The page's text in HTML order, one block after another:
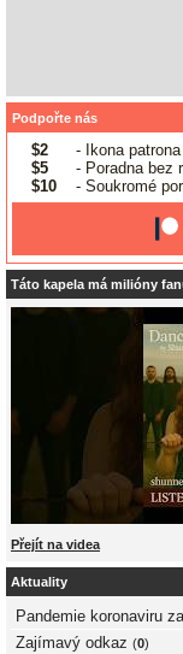
Podpořte nás
$2
- Ikona
$5
- Poradna bez
$10
- Soukromé
Táto kapela má milióny
Přejít na videa
Aktuality
Pandemie koronaviru
Zajímavý odkaz (0)